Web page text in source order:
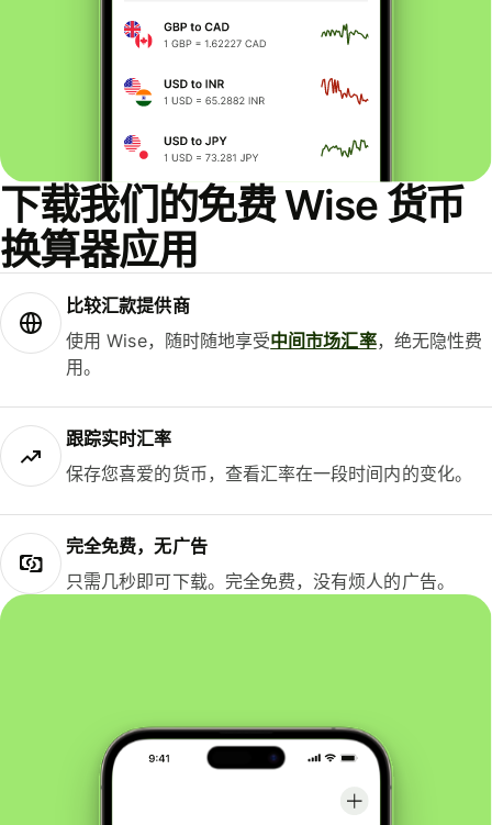
下载我们的免费 Wise 货币
换算器应用
比较汇款提供商
使用 Wise，随时随地享受中间市场汇率，绝无隐性费
用。
跟踪实时汇率
保存您喜爱的货币，查看汇率在一段时间内的变化。
完全免费，无广告
只需几秒即可下载。完全免费，没有烦人的广告。